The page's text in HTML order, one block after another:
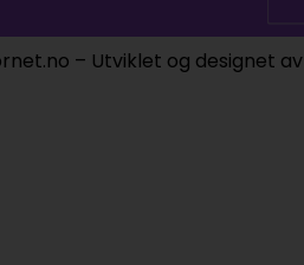
– Utviklet og designet av